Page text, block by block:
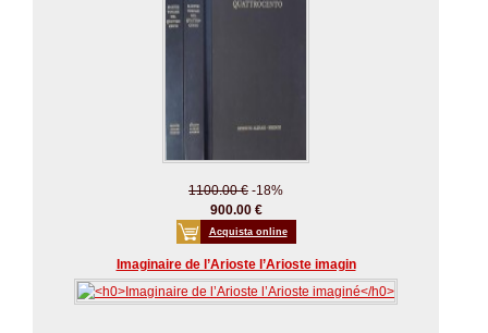
1100.00 € -18%
900.00 €
Acquista online
Imaginaire de l’Arioste l’Arioste imagin